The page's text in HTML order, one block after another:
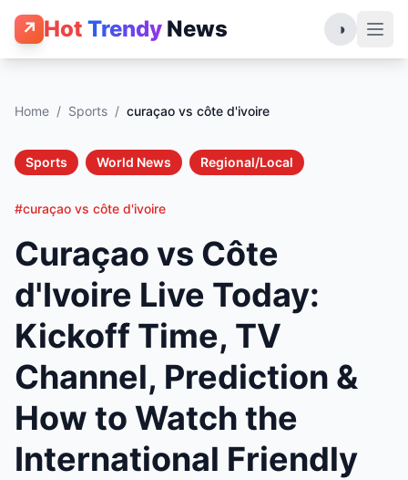
↗ Hot Trendy News ◑
Home / Sports / curaçao vs côte d'ivoire
Sports World News Regional/Local
#curaçao vs côte d'ivoire
Curaçao vs Côte
d'Ivoire Live Today:
Kickoff Time, TV
Channel, Prediction &
How to Watch the
International Friendly